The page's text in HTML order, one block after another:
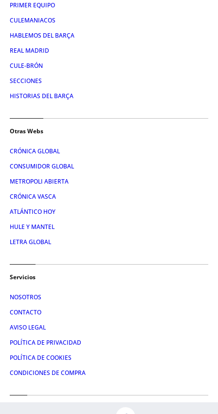
PRIMER EQUIPO
CULEMANIACOS
HABLEMOS DEL BARÇA
REAL MADRID
CULE-BRÓN
SECCIONES
HISTORIAS DEL BARÇA
Otras Webs
CRÓNICA GLOBAL
CONSUMIDOR GLOBAL
METROPOLI ABIERTA
CRÓNICA VASCA
ATLÁNTICO HOY
HULE Y MANTEL
LETRA GLOBAL
Servicios
NOSOTROS
CONTACTO
AVISO LEGAL
POLÍTICA DE PRIVACIDAD
POLÍTICA DE COOKIES
CONDICIONES DE COMPRA